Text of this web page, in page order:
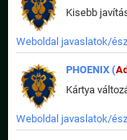
Kisebb
Weboldal javaslatok/
PHOENIX (
Weboldal javaslatok/